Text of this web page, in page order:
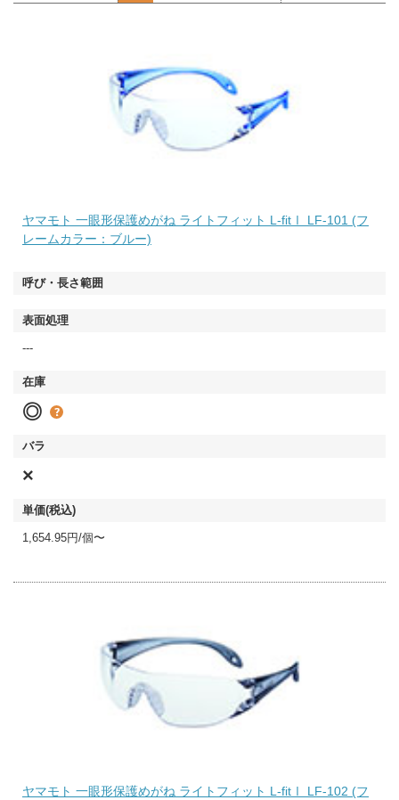
ヤマモト 一眼形保護めがね ライトフィット L-fitⅠ LF-101 (フ
レームカラー：ブルー)
---
◎
×
1,654.95円/個〜
ヤマモト 一眼形保護めがね ライトフィット L-fitⅠ LF-102 (フ